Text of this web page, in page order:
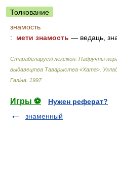
Толкование
знамость
:  мети знамость — ведаць,
Старабеларускі лексікон: Падручны
выдавецтва Таварыства «Хата»
Галіна 1997.
Игры ⚽
Нужен реферат?
знаменный